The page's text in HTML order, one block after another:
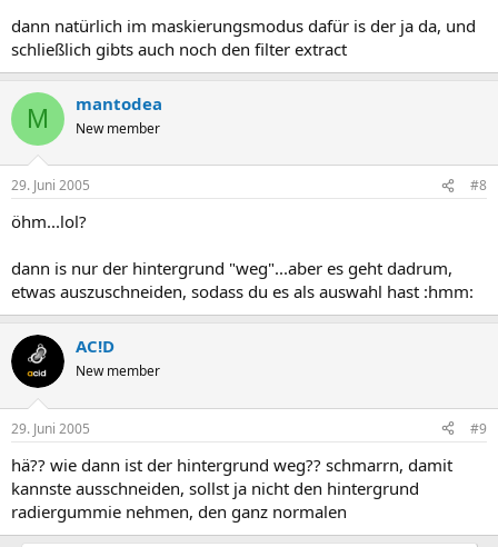
dann natürlich im maskierungsmodus dafür is der ja da, und
schließlich gibts auch noch den filter extract
M mantodea
New member
29. Juni 2005 #8
öhm...lol?
dann is nur der hintergrund "weg"...aber es geht dadrum,
etwas auszuschneiden, sodass du es als auswahl hast :hmm:
AC!D
New member
29. Juni 2005 #9
hä?? wie dann ist der hintergrund weg?? schmarrn, damit
kannste ausschneiden, sollst ja nicht den hintergrund
radiergummie nehmen, den ganz normalen